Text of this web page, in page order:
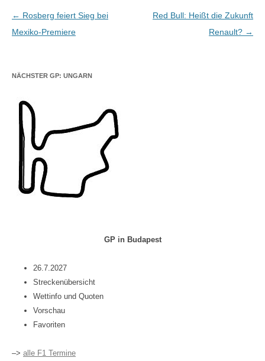
Beitragsnavigation
← Rosberg feiert Sieg bei
Mexiko-Premiere
Red Bull: Heißt die Zukunft
Renault? →
NÄCHSTER GP: UNGARN
GP in Budapest
26.7.2027
Streckenübersicht
Wettinfo und Quoten
Vorschau
Favoriten
–> alle F1 Termine